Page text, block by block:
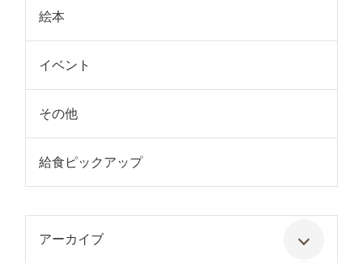
絵本
イベント
その他
給食ピックアップ
アーカイブ